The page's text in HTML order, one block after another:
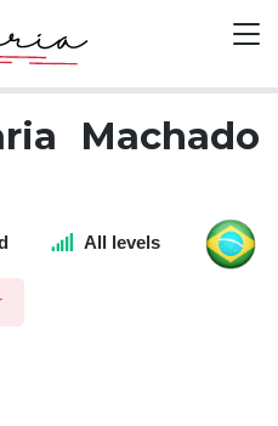
Machado
All levels